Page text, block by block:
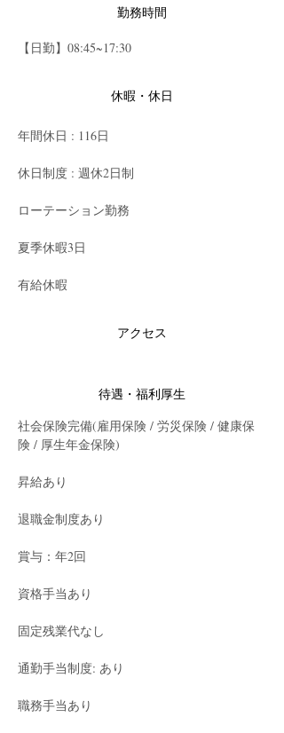
勤務時間
【日勤】08:45~17:30
休暇・休日
年間休日 : 116日
休日制度 : 週休2日制
ローテーション勤務
夏季休暇3日
有給休暇
アクセス
待遇・福利厚生
社会保険完備(雇用保険 / 労災保険 / 健康保
険 / 厚生年金保険)
昇給あり
退職金制度あり
賞与：年2回
資格手当あり
固定残業代なし
通勤手当制度: あり
職務手当あり